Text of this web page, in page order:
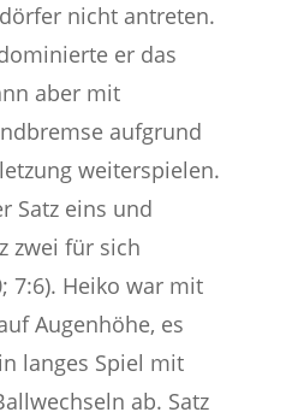
nicht antreten.
er das
aber mit
aufgrund
weiterspielen.
Satz eins und
zwei für sich
7:6). Heiko war mit
Augenhöhe, es
langes Spiel mit
ab. Satz